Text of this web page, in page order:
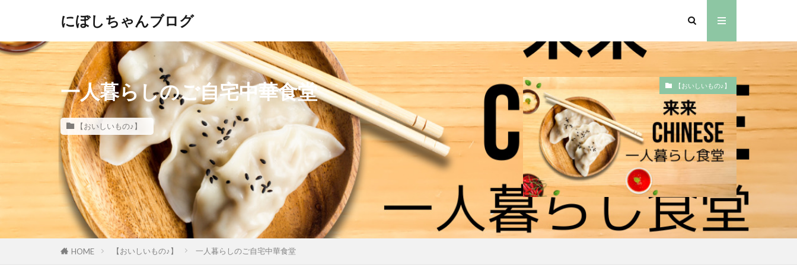
にぼしちゃんブログ
一人暮らしのご自宅中華食堂
【おいしいもの♪】
【おいしいもの♪】
HOME 【おいしいもの♪】 一人暮らしのご自宅中華食堂